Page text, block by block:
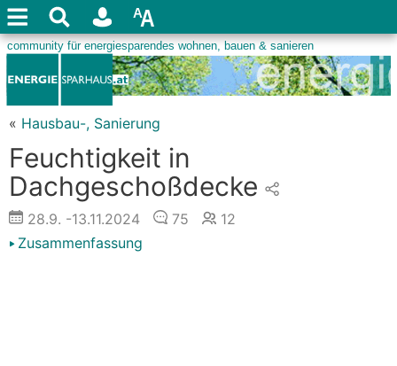
« Hausbau-, Sanierung
Feuchtigkeit in
Dachgeschoßdecke
28.9. -13.11.2024 75
12
Zusammenfassung